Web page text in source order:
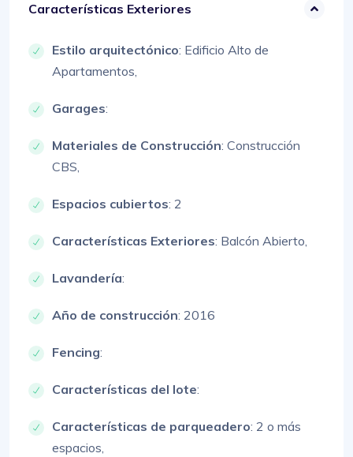
Características Exteriores
Estilo arquitectónico: Edificio Alto de
Apartamentos,
Garages:
Materiales de Construcción: Construcción
CBS,
Espacios cubiertos: 2
Características Exteriores: Balcón Abierto,
Lavandería:
Año de construcción: 2016
Fencing:
Características del lote:
Características de parqueadero: 2 o más
espacios,